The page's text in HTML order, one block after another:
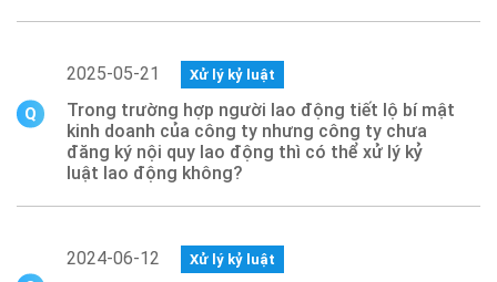
2025-05-21 Xử lý kỷ luật
Trong trường hợp người lao động tiết lộ bí mật
kinh doanh của công ty nhưng công ty chưa
đăng ký nội quy lao động thì có thể xử lý kỷ
luật lao động không?
2024-06-12 Xử lý kỷ luật